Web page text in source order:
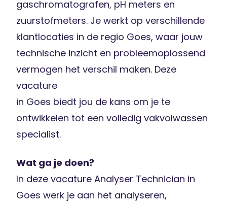
gaschromatografen, pH meters en
zuurstofmeters. Je werkt op verschillende
klantlocaties in de regio Goes, waar jouw
technische inzicht en probleemoplossend
vermogen het verschil maken. Deze
vacature
in Goes biedt jou de kans om je te
ontwikkelen tot een volledig vakvolwassen
specialist.
Wat ga je doen?
In deze vacature Analyser Technician in
Goes werk je aan het analyseren,